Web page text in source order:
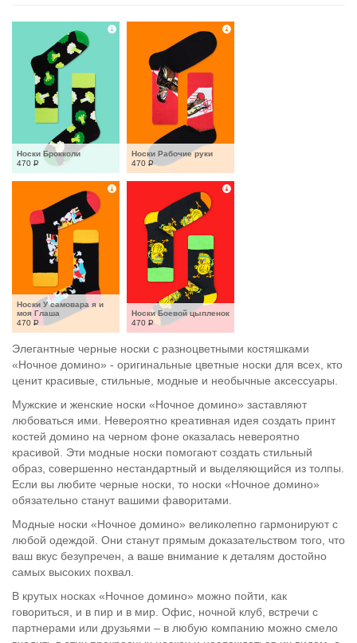
Носки Брокколи
470 Р
Носки Рабочие руки
470 Р
Носки У самовара я и
моя Глаша
470 Р
Носки Боевой цыпленок
470 Р
Элегантные черные носки с разноцветными костяшками
«Ночное домино» - оригинальные цветные носки для всех, кто
ценит красивые, стильные, модные и необычные аксессуары.
Мужские и женские носки «Ночное домино» заставляют
любоваться ими. Невероятно креативная идея создать принт
костей домино на черном фоне оказалась невероятно
красивой. Эти модные носки помогают создать стильный
образ, совершенно нестандартный и выделяющийся из толпы.
Если вы любите черные носки, то носки «Ночное домино»
обязательно станут вашими фаворитами.
Модные носки «Ночное домино» великолепно гармонируют с
любой одеждой. Они станут прямым доказательством того, что
ваш вкус безупречен, а ваше внимание к деталям достойно
самых высоких похвал.
В крутых носках «Ночное домино» можно пойти, как
говориться, и в пир и в мир. Офис, ночной клуб, встречи с
партнерами или друзьями – в любую компанию можно смело